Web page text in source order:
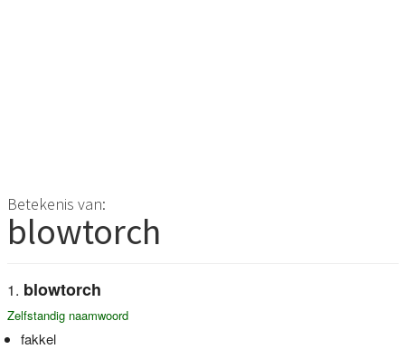
Betekenis van:
blowtorch
blowtorch
Zelfstandig naamwoord
fakkel